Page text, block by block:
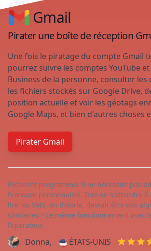
Gmail
Pirater une boîte de réception
Une fois le piratage du compte Gmail
pourrez suivre les comptes YouTube
Business de la personne, consulter
les fichiers stockés sur Google Drive,
position actuelle et voir les géotags
Google Maps, et bien d'autres choses
Pirater Gmail
Excellent programme. Il ne nécessite pas
firmware personnalisé. Doit-on s'attendre à
lire les SMS, en théorie, devrait être des
similaires ? Le même fonctionnement avec
l'opérateur.
Donna, ÉTATS-UNIS